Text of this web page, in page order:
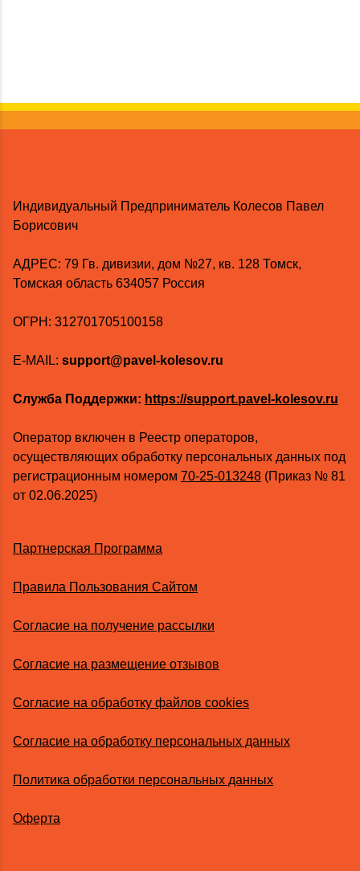
Индивидуальный Предприниматель Колесов Павел
Борисович
AДРЕС: 79 Гв. дивизии, дом №27, кв. 128 Томск,
Томская область 634057 Россия
ОГРН: 312701705100158
E-MAIL: support@pavel-kolesov.ru
Служба Поддержки: https://support.pavel-kolesov.ru
Оператор включен в Реестр операторов,
осуществляющих обработку персональных данных под
регистрационным номером 70-25-013248 (Приказ № 81
от 02.06.2025)
Партнерская Программа
Правила Пользования Сайтом
Согласие на получение рассылки
Согласие на размещение отзывов
Согласие на обработку файлов cookies
Согласие на обработку персональных данных
Политика обработки персональных данных
Оферта